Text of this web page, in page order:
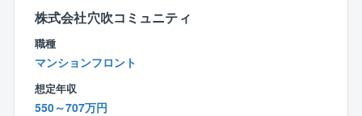
件数を抑えることで、その分きめ細かい対応を行って
います。
【就業環境】
完全週休2日制で原則は土曜、日曜、祝日がお休みで
す。
株式会社穴吹コミュニティ
職種
マンションフロント
想定年収
550～707万円